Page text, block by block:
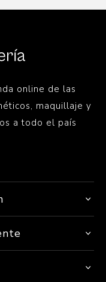
online de las
maquillaje y
a todo el país